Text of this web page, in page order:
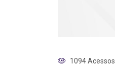
1094 Acessos